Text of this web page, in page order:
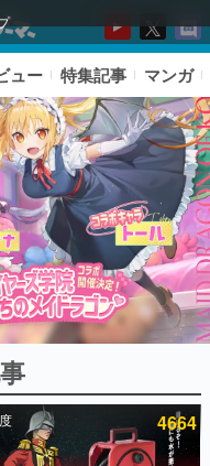
ング
ュー 特集記事 マンガ
4664